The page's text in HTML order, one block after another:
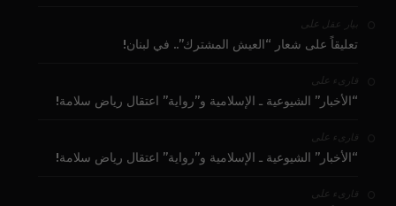
بيار عقل على
تعليقاً على شعار “العيش المشترك”.. في لبنان!
قارىء على
“الأخبار” الشيوعية ـ الإسلامية و”رواية” اعتقال رياض سلامة!
قارىء على
“الأخبار” الشيوعية ـ الإسلامية و”رواية” اعتقال رياض سلامة!
قارىء على